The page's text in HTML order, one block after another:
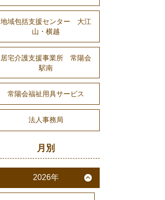
地域包括支援センター 大江
山・横越
居宅介護支援事業所 常陽会
駅南
常陽会福祉用具サービス
法人事務局
月別
2026年